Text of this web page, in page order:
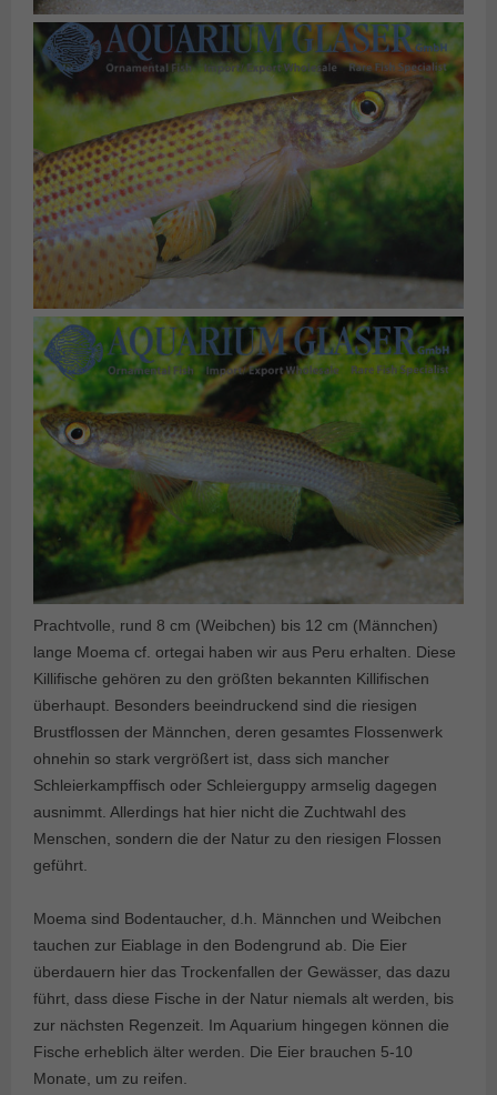
Prachtvolle, rund 8 cm (Weibchen) bis 12 cm (Männchen)
lange Moema cf. ortegai haben wir aus Peru erhalten. Diese
Killifische gehören zu den größten bekannten Killifischen
überhaupt. Besonders beeindruckend sind die riesigen
Brustflossen der Männchen, deren gesamtes Flossenwerk
ohnehin so stark vergrößert ist, dass sich mancher
Schleierkampffisch oder Schleierguppy armselig dagegen
ausnimmt. Allerdings hat hier nicht die Zuchtwahl des
Menschen, sondern die der Natur zu den riesigen Flossen
geführt.
Moema sind Bodentaucher, d.h. Männchen und Weibchen
tauchen zur Eiablage in den Bodengrund ab. Die Eier
überdauern hier das Trockenfallen der Gewässer, das dazu
führt, dass diese Fische in der Natur niemals alt werden, bis
zur nächsten Regenzeit. Im Aquarium hingegen können die
Fische erheblich älter werden. Die Eier brauchen 5-10
Monate, um zu reifen.